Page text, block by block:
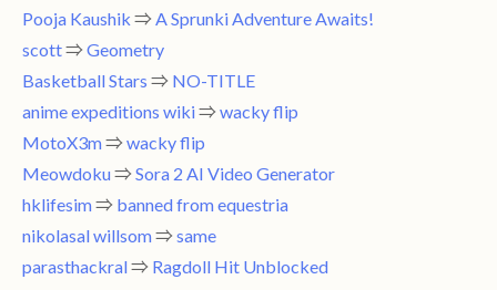
Pooja Kaushik ⇒ A Sprunki Adventure Awaits!
scott⇒ Geometry
Basketball Stars ⇒ NO-TITLE
anime expeditions wiki⇒ wacky flip
MotoX3m⇒ wacky flip
Meowdoku⇒ Sora 2 AI Video Generator
hklifesim⇒ banned from equestria
nikolasal willsom⇒ same
parasthackral⇒ Ragdoll Hit Unblocked